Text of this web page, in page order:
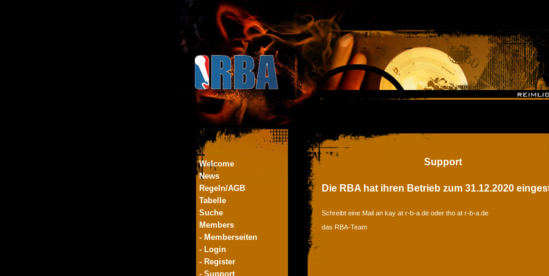
Welcome
News
Regeln/AGB
Tabelle
Suche
Members
- Memberseiten
- Login
- Register
- Support
Support
Die RBA hat ihren Betrieb zum 31.12.2020
Schreibt eine Mail an kay at r-b-a.de oder tho at r-b-a.de
das RBA-Team